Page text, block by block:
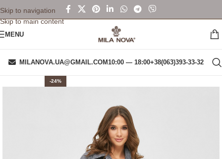
Skip to navigation
Skip to main content
MENU
MILANOVA.UA@GMAIL.COM10:00 — 18:00+38(063)393-33-32
-24%